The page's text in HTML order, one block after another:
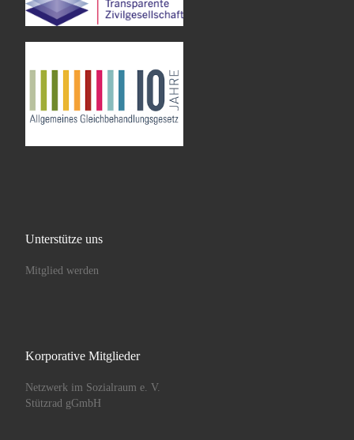
Unterstütze uns
Mitglied werden
Korporative Mitglieder
Netzwerk im Sozialraum e. V.
Stützrad gGmbH